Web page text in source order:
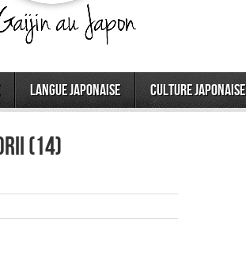
Langue japonaise Culture japonaise
(14)